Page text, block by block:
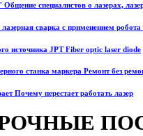
специалистов о лазерах,
сварка с применением
источника JPT Fiber optic laser diode
станка маркера Ремонт без
Почему перестает работать лазер